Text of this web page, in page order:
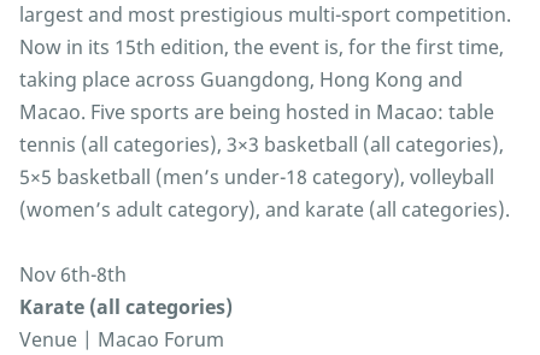
largest and most prestigious multi-sport competition.
Now in its 15th edition, the event is, for the first time,
taking place across Guangdong, Hong Kong and
Macao. Five sports are being hosted in Macao: table
tennis (all categories), 3×3 basketball (all categories),
5×5 basketball (men’s under-18 category), volleyball
(women’s adult category), and karate (all categories).
Nov 6th-8th
Karate (all categories)
Venue | Macao Forum